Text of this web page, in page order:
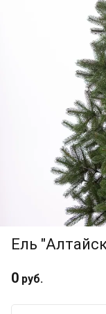
Ель
0 руб.